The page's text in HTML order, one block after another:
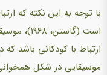
با توجه به این نکته که
است
ارتباط با کودکانی باشد
موسیقایی در شکل